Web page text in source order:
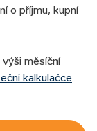
o příjmu, kupní
měsíční
kalkulačce